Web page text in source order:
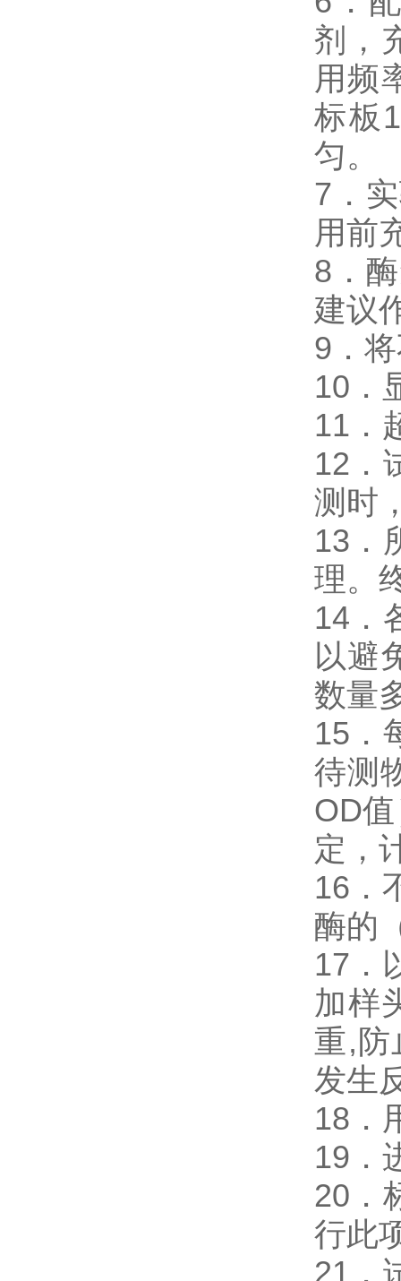
剂，
用频
标板
匀。
7．
用前
8．
建议
9．
10．
11．
12．
测时
13．
理。
14．
以避
数量
15．
待测
OD
定，
16．
酶的
17．
加样
重,防
发生
18．
19．
20．
行此
21．